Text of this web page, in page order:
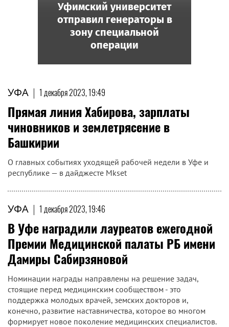
УФА | 1 декабря 2023, 19:49
Прямая линия Хабирова, зарплаты
чиновников и землетрясение в
Башкирии
О главных событиях уходящей рабочей недели в Уфе и
республике — в дайджесте Mkset
УФА | 1 декабря 2023, 19:46
В Уфе наградили лауреатов ежегодной
Премии Медицинской палаты РБ имени
Дамиры Сабирзяновой
Номинации награды направлены на решение задач,
стоящие перед медицинским сообществом - это
поддержка молодых врачей, земских докторов и,
конечно, развитие наставничества, которое во многом
формирует новое поколение медицинских специалистов.
Уфимский университет
отправил генераторы в
зону специальной
операции